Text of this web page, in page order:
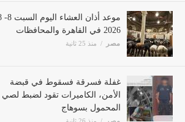
8- 2026 في القاهرة والمحافظات
منذ 25 ثانية
الأمن، الكاميرات تقود لضبط لصي
المحمول بسوهاج
منذ 26 ثانية